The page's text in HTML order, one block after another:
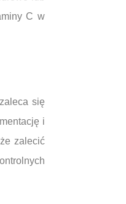
C w
się
i
zalecić